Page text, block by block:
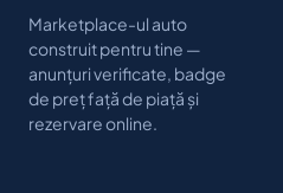
Marketplace-ul auto
construit pentru tine —
anunțuri verificate, badge
de preț față de piață și
rezervare online.